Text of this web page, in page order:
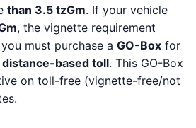
than 3.5 tzGm. If your vehicle
, the vignette requirement
must purchase a GO-Box for
based toll. This GO-Box
on toll-free (vignette-free/not